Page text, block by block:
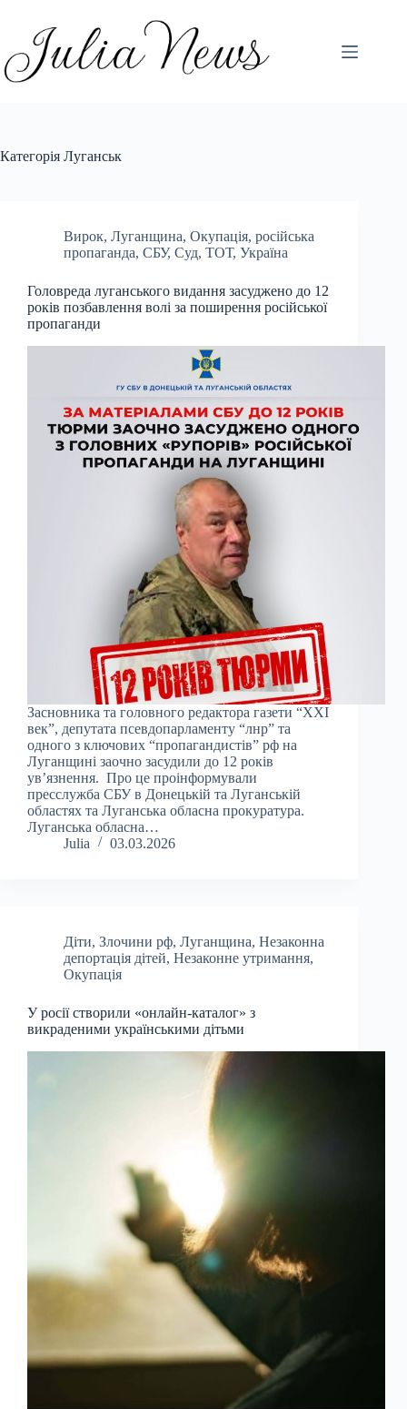
вмісту
Категорія Луганськ
Вирок, Луганщина, Окупація, російська
пропаганда, СБУ, Суд, ТОТ, Україна
Головреда луганського видання засуджено до 12
років позбавлення волі за поширення російської
пропаганди
Засновника та головного редактора газети “ХХІ
век”, депутата псевдопарламенту “лнр” та
одного з ключових “пропагандистів” рф на
Луганщині заочно засудили до 12 років
увʼязнення. Про це проінформували
пресслужба СБУ в Донецькій та Луганській
областях та Луганська обласна прокуратура.
Луганська обласна…
Julia
03.03.2026
Діти, Злочини рф, Луганщина, Незаконна
депортація дітей, Незаконне утримання,
Окупація
У росії створили «онлайн-каталог» з
викраденими українськими дітьми